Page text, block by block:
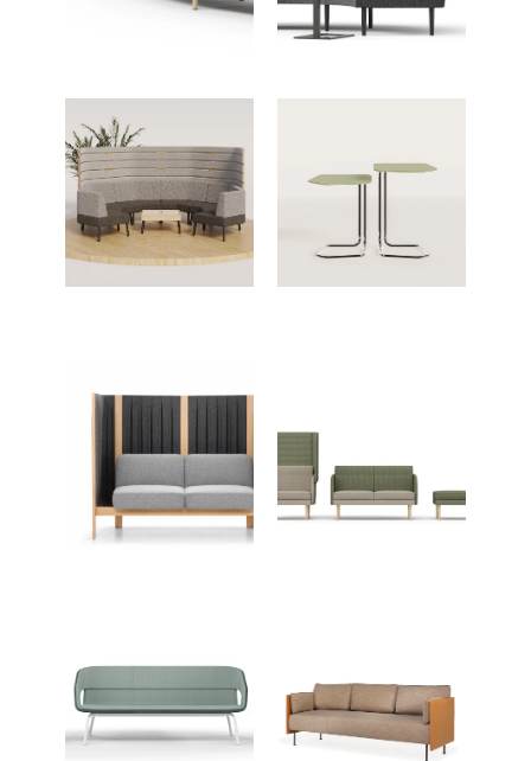
Praktische
Mehr
Mit Paneel als